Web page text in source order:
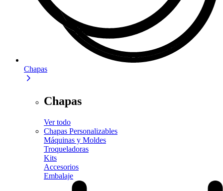
Chapas
Chapas
Ver todo
Chapas Personalizables
Máquinas y Moldes
Troqueladoras
Kits
Accesorios
Embalaje